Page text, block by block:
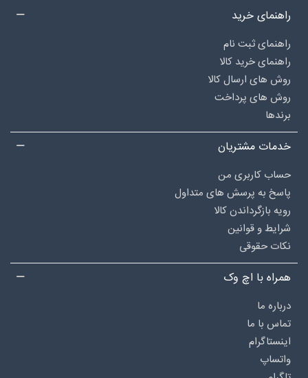
راهنمای خرید
راهنمای ثبت نام
راهنمای خرید کالا
روش های ارسال کالا
روش های پرداخت
برندها
خدمات مشتریان
حساب کاربری من
پاسخ به پرسش های متداول
رویه بازگرداندن کالا
شرایط و قوانین
نکات حقوقی
همراه با اچ وک
درباره‌ ما
تماس با ما
اینستاگرام
واتساپ